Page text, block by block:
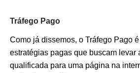
Tráfego Pago
Como já dissemos, o Tráfego Pago
estratégias pagas que buscam levar
qualificada para uma página na